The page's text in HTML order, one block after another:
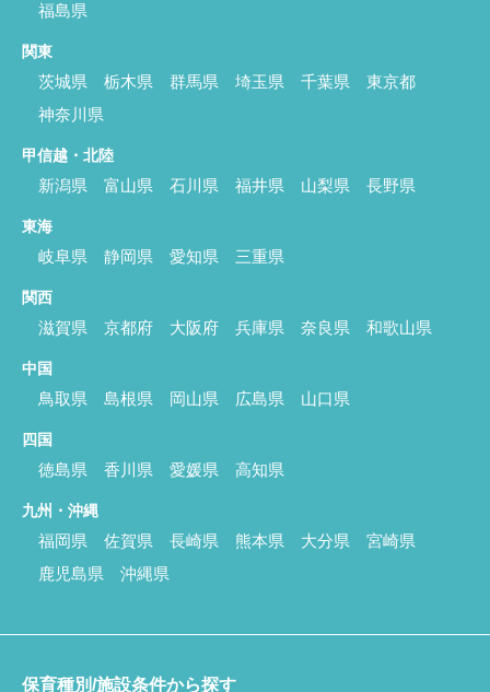
福島県
関東
茨城県 栃木県 群馬県 埼玉県 千葉県
東京都
神奈川県
甲信越・北陸
新潟県 富山県 石川県 福井県 山梨県 長野県
東海
岐阜県 静岡県 愛知県 三重県
関西
滋賀県 京都府 大阪府 兵庫県 奈良県 和歌山県
中国
鳥取県 島根県 岡山県 広島県 山口県
四国
徳島県 香川県 愛媛県 高知県
九州・沖縄
福岡県 佐賀県 長崎県 熊本県 大分県
宮崎県
鹿児島県
沖縄県
保育種別/施設条件から探す